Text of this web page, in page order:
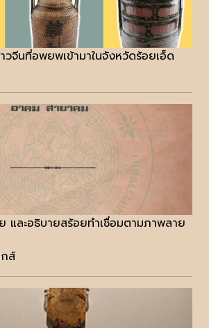
วจีนที่อพยพเข้ามาในจังหวัดร้อยเอ็ด
และอธิบายสร้อยทำเชื่อมตามภาพลาย
ส์